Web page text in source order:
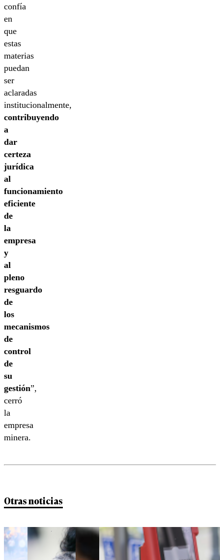
confía
en
que
estas
materias
puedan
ser
aclaradas
institucionalmente,
contribuyendo
a
dar
certeza
jurídica
al
funcionamiento
eficiente
de
la
empresa
y
al
pleno
resguardo
de
los
mecanismos
de
control
de
su
gestión”,
cerró
la
empresa
minera.
Otras noticias